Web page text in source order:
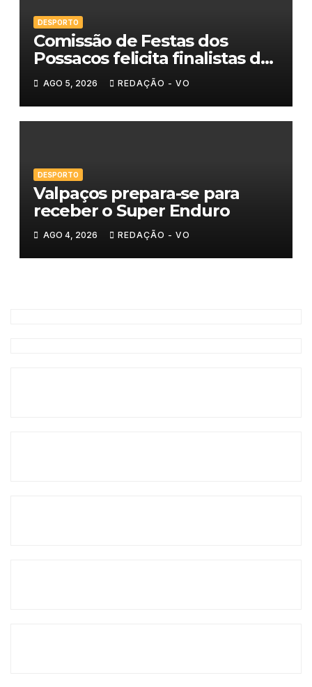
DESPORTO
Comissão de Festas dos
Possacos felicita finalistas do
Torneio de Sueca
AGO 5, 2026 REDAÇÃO - VO
DESPORTO
Valpaços prepara-se para
receber o Super Enduro
AGO 4, 2026 REDAÇÃO - VO